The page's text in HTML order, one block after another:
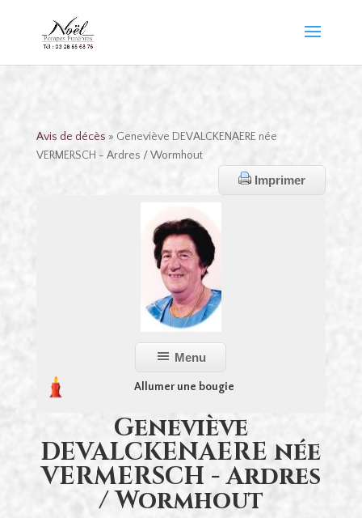
Avis de décès » Geneviève DEVALCKENAERE née
VERMERSCH - Ardres / Wormhout
Imprimer
Menu
Allumer une bougie
Geneviève
DEVALCKENAERE née
VERMERSCH - Ardres
/ Wormhout